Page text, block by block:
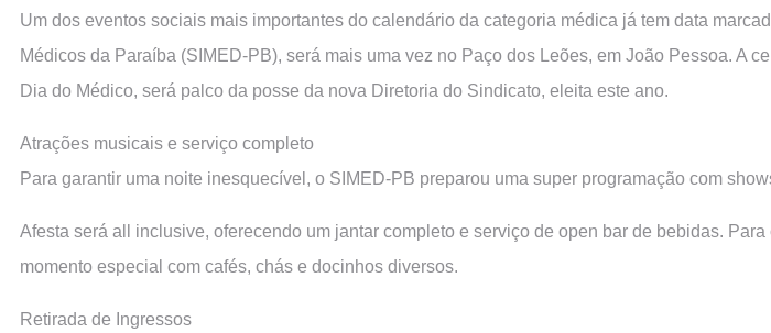
Um dos eventos sociais mais importantes do calendário da categoria médica já tem data
Médicos da Paraíba (SIMED-PB), será mais uma vez no Paço dos Leões, em João Pessoa. A
Dia do Médico, será palco da posse da nova Diretoria do Sindicato, eleita este ano.
Atrações musicais e serviço completo
Para garantir uma noite inesquecível, o SIMED-PB preparou uma super programação com
Afesta será all inclusive, oferecendo um jantar completo e serviço de open bar de bebidas.
momento especial com cafés, chás e docinhos diversos.
Retirada de Ingressos